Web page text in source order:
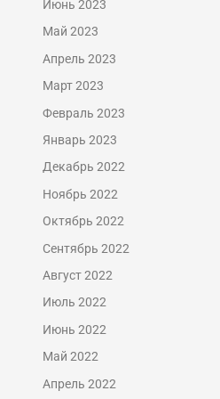
Июнь 2023
Май 2023
Апрель 2023
Март 2023
Февраль 2023
Январь 2023
Декабрь 2022
Ноябрь 2022
Октябрь 2022
Сентябрь 2022
Август 2022
Июль 2022
Июнь 2022
Май 2022
Апрель 2022